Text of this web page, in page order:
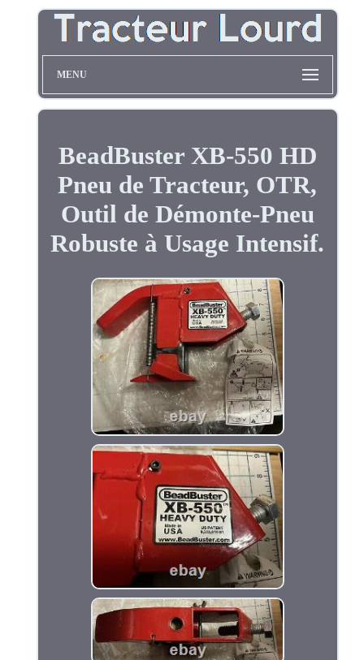
MENU
BeadBuster XB-550 HD
Pneu de Tracteur, OTR,
Outil de Démonte-Pneu
Robuste à Usage Intensif.